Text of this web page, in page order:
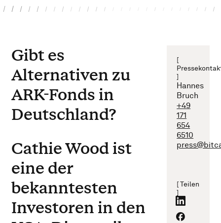
Gibt es
Alternativen zu
ARK-Fonds in
Deutschland?
Cathie Wood ist
eine der
bekanntesten
Investoren in den
[
]
Hannes
Bruch
+49
171
654
6510
[ Teilen
]